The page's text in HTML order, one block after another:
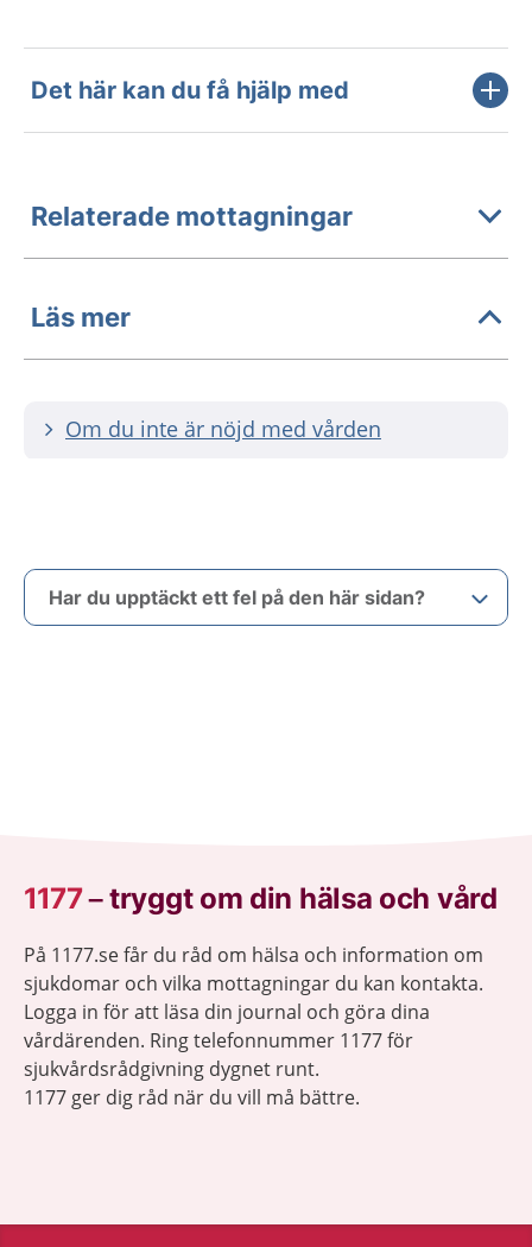
Det här kan du få hjälp med
Relaterade mottagningar
Läs mer
Om du inte är nöjd med vården
Har du upptäckt ett fel på den här sidan?
1177–tryggt om din hälsa och vård
På 1177.se får du råd om hälsa och information om
sjukdomar och vilka mottagningar du kan kontakta.
Logga in för att läsa din journal och göra dina
vårdärenden. Ring telefonnummer 1177 för
sjukvårdsrådgivning dygnet runt.
1177 ger dig råd när du vill må bättre.